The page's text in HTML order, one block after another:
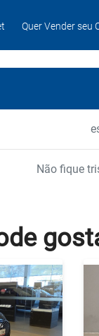
Quer Vender seu
Não fique